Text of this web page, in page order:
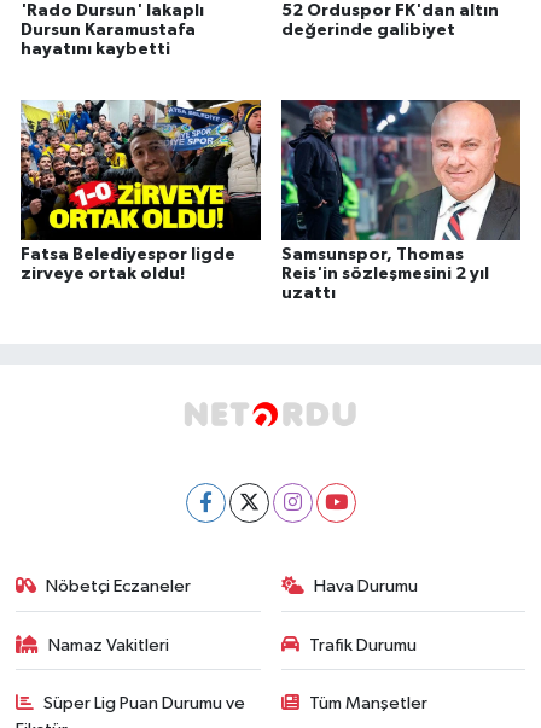
'Rado Dursun' lakaplı
Dursun Karamustafa
hayatını kaybetti
52 Orduspor FK'dan altın
değerinde galibiyet
Fatsa Belediyespor ligde
zirveye ortak oldu!
Samsunspor, Thomas
Reis'in sözleşmesini 2 yıl
uzattı
Nöbetçi Eczaneler Hava Durumu
Namaz Vakitleri Trafik Durumu
Süper Lig Puan Durumu ve
Tüm Manşetler